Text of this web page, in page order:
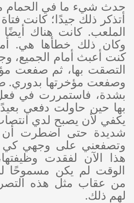
حدث شيء ما في الحمام مع
أتذكر ذلك جيدًا؛ كانت
الملعب. كانت هناك
وكان ذلك خطأها هي.
كنت أعبث أمام الجميع،
التصقت بها، ثم صفعت
وصفعت مؤخرتها بدوري.
بشدة، فاستمررت في
بها حين حاولت دفعي
يكفي لأن يصبح لدي
شديدة حتى اضطرت
وتصفعني على وجهي كي
هذا الآن لفقدت
الوقت لم يكن مسموحًا
من عقاب مثل هذه
لهم ذلك.